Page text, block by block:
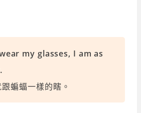
my glasses, I am as
蝙蝠一樣的瞎。